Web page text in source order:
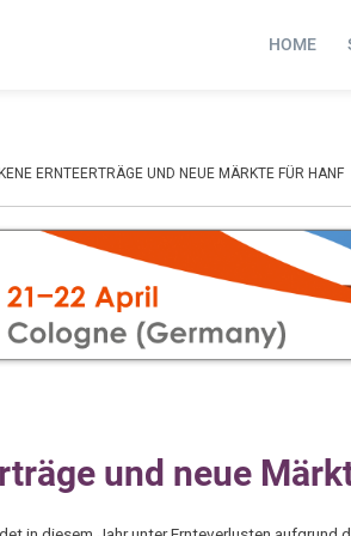
HOME
ERNTEERTRÄGE UND NEUE MÄRKTE FÜR HANF
und neue